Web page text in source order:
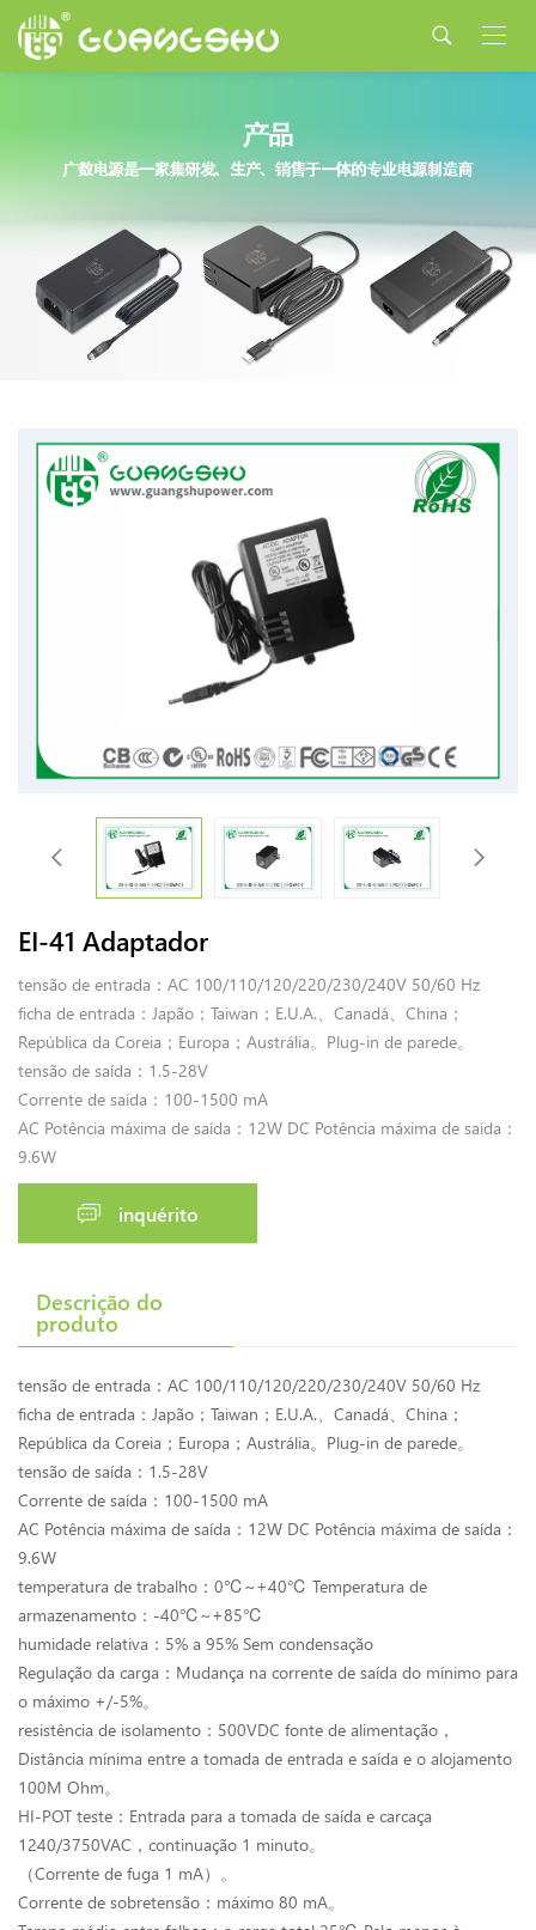
EI-41 Adaptador
tensão de entrada：AC 100/110/120/220/230/240V 50/60 Hz
ficha de entrada：Japão；Taiwan；E.U.A.、Canadá、China；
República da Coreia；Europa；Austrália。Plug-in de parede。
tensão de saída：1.5-28V
Corrente de saída：100-1500 mA
AC Potência máxima de saída：12W DC Potência máxima de saída：
9.6W
inquérito
Descrição do
produto
tensão de entrada：AC 100/110/120/220/230/240V 50/60 Hz
ficha de entrada：Japão；Taiwan；E.U.A.、Canadá、China；
República da Coreia；Europa；Austrália。Plug-in de parede。
tensão de saída：1.5-28V
Corrente de saída：100-1500 mA
AC Potência máxima de saída：12W DC Potência máxima de saída：
9.6W
temperatura de trabalho：0℃~+40℃ Temperatura de
armazenamento：-40℃~+85℃
humidade relativa：5% a 95% Sem condensação
Regulação da carga：Mudança na corrente de saída do mínimo para
o máximo +/-5%。
resistência de isolamento：500VDC fonte de alimentação，
Distância mínima entre a tomada de entrada e saída e o alojamento
100M Ohm。
HI-POT teste：Entrada para a tomada de saída e carcaça
1240/3750VAC，continuação 1 minuto。
（Corrente de fuga 1 mA）。
Corrente de sobretensão：máximo 80 mA。